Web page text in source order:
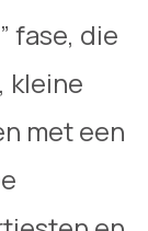
fase, die
kleine
met een